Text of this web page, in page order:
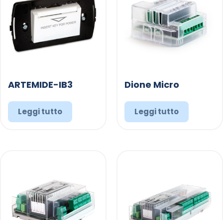
ARTEMIDE-IB3
Leggi tutto
Dione Micro
Leggi tutto